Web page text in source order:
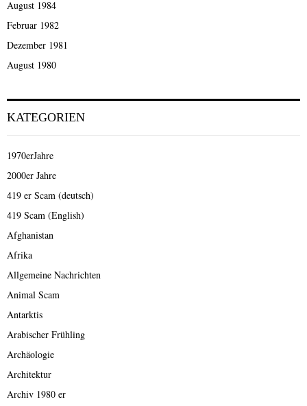
August 1984
Februar 1982
Dezember 1981
August 1980
KATEGORIEN
1970erJahre
2000er Jahre
419 er Scam (deutsch)
419 Scam (English)
Afghanistan
Afrika
Allgemeine Nachrichten
Animal Scam
Antarktis
Arabischer Frühling
Archäologie
Architektur
Archiv 1980 er